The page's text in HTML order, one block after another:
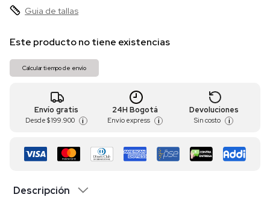
Guia de tallas
Este producto no tiene existencias
Calcular tiempo de envío
Envío gratis
Desde $ 199.900 i
24H Bogotá
Envío express i
Devoluciones
Sin costo i
Descripción